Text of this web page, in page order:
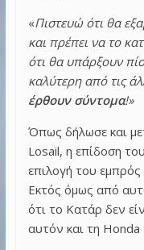
«Πιστευώ ότι θα
και πρέπει να το
ότι θα υπάρξουν
καλύτερη από τις
έρθουν σύντομα!»
Όπως δήλωσε και
Losail, η επίδοση
επιλογή του
Εκτός όμως από
ότι το Κατάρ δεν
αυτόν και τη Honda